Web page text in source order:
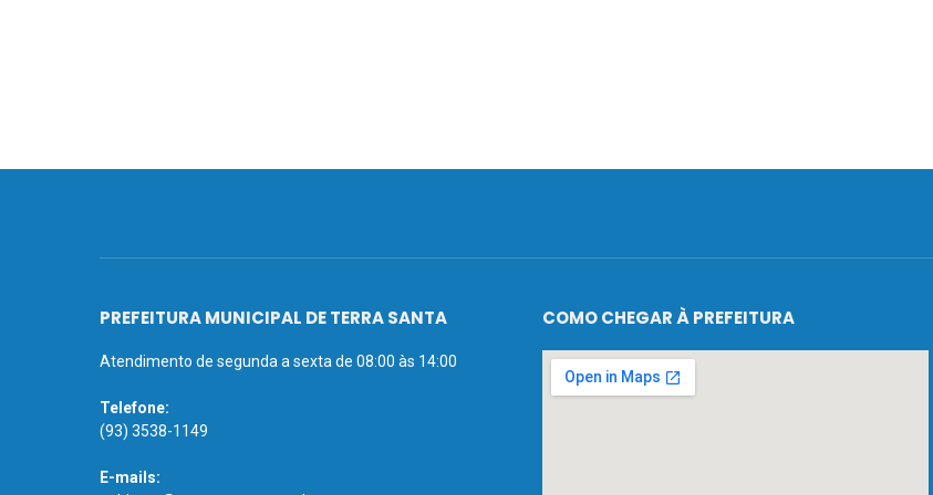
PREFEITURA MUNICIPAL DE TERRA SANTA
Atendimento de segunda a sexta de 08:00 às 14:00
Telefone:
(93) 3538-1149
E-mails:
COMO CHEGAR À PREFEITURA